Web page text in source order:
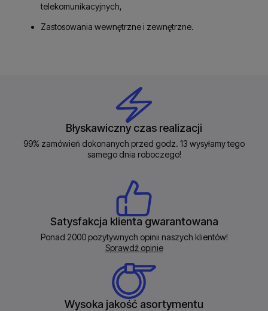
telekomunikacyjnych,
Zastosowania wewnętrzne i zewnętrzne.
Błyskawiczny czas realizacji
99% zamówień dokonanych przed godz. 13 wysyłamy tego
samego dnia roboczego!
Satysfakcja klienta gwarantowana
Ponad 2000 pozytywnych opinii naszych klientów!
Sprawdź opinie
Wysoka jakość asortymentu